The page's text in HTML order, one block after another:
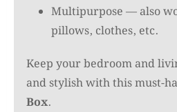
Multipurpose — also
pillows, clothes, etc.
Keep your bedroom and
and stylish with this must-
Box.